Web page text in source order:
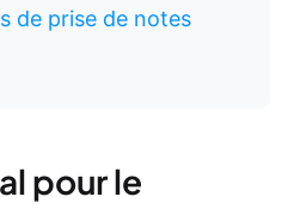
de prise de notes
pour le